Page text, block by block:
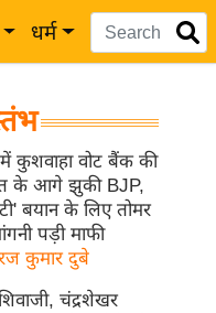
धर्म
कुशवाहा वोट बैंक की
के आगे झुकी BJP,
बयान के लिए तोमर
पड़ी माफी
कुमार दुबे
चंद्रशेखर